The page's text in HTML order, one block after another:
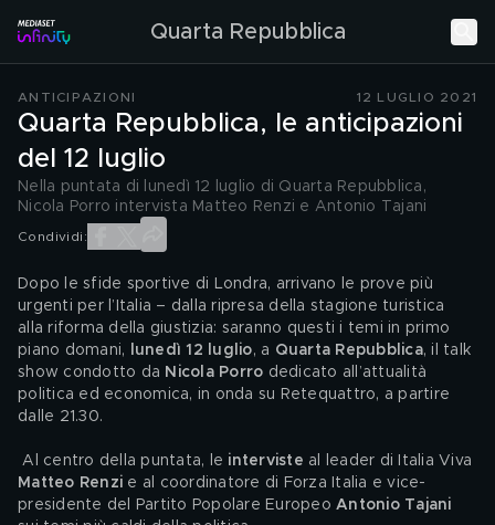
Quarta Repubblica
ANTICIPAZIONI 12 LUGLIO 2021
Quarta Repubblica, le anticipazioni
del 12 luglio
Nella puntata di lunedì 12 luglio di Quarta Repubblica,
Nicola Porro intervista Matteo Renzi e Antonio Tajani
Condividi:
Dopo le sfide sportive di Londra, arrivano le prove più
urgenti per l’Italia – dalla ripresa della stagione turistica
alla riforma della giustizia: saranno questi i temi in primo
piano domani,
lunedì 12 luglio, a Quarta Repubblica, il talk
show condotto da Nicola Porro dedicato all’attualità
politica ed economica, in onda su Retequattro, a partire
dalle 21.30.
Al centro della puntata, le interviste al leader di Italia Viva
Matteo Renzi e al coordinatore di Forza Italia e vice-
presidente del Partito Popolare Europeo Antonio Tajani